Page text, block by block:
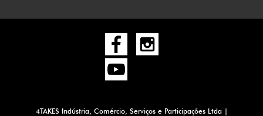
4TAKES Indústria, Comércio, Serviços e Participações Ltda |